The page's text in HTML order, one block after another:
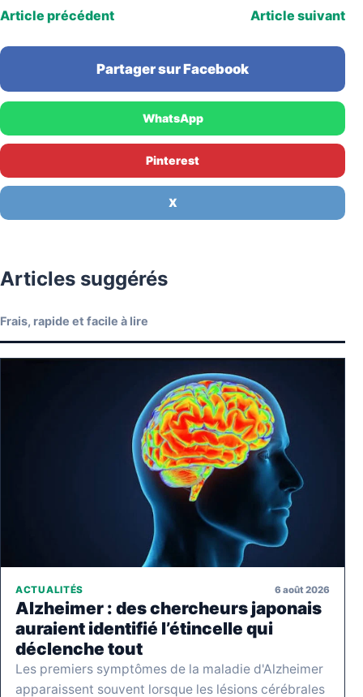
Article précédent Article suivant
Partager sur Facebook
WhatsApp
Pinterest
X
Articles suggérés
Frais, rapide et facile à lire
ACTUALITÉS 6 août 2026
Alzheimer : des chercheurs japonais
auraient identifié l’étincelle qui
déclenche tout
Les premiers symptômes de la maladie d'Alzheimer
apparaissent souvent lorsque les lésions cérébrales